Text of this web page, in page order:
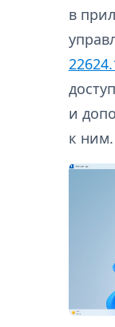
в
и
к ним.